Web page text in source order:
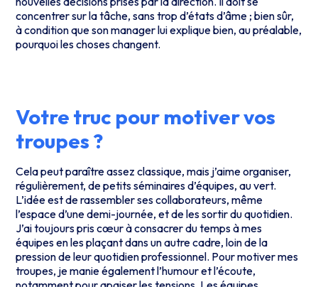
concentrer sur la tâche, sans trop d’états d’âme ; bien sûr,
à condition que son manager lui explique bien, au préalable,
pourquoi les choses changent.
Votre truc pour motiver vos
troupes ?
Cela peut paraître assez classique, mais j’aime organiser,
régulièrement, de petits séminaires d’équipes, au vert.
L’idée est de rassembler ses collaborateurs, même
l’espace d’une demi-journée, et de les sortir du quotidien.
J’ai toujours pris cœur à consacrer du temps à mes
équipes en les plaçant dans un autre cadre, loin de la
pression de leur quotidien professionnel. Pour motiver mes
troupes, je manie également l’humour et l’écoute,